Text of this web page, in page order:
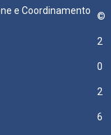
e Coordinamento
©
2
0
2
6